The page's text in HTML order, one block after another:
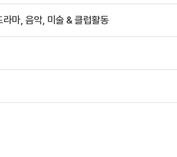
마, 음악, 미술 & 클럽활동